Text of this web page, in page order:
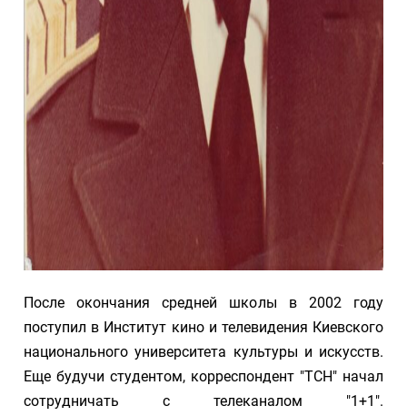
После окончания средней школы в 2002 году
поступил в Институт кино и телевидения Киевского
национального университета культуры и искусств.
Еще будучи студентом, корреспондент "ТСН" начал
сотрудничать с телеканалом "1+1".